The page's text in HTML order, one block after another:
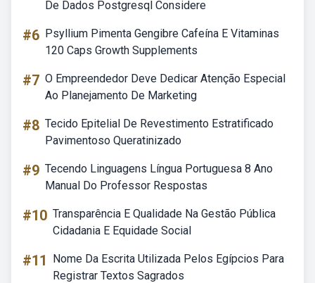
De Dados Postgresql Considere
#6 Psyllium Pimenta Gengibre Cafeína E Vitaminas
120 Caps Growth Supplements
#7 O Empreendedor Deve Dedicar Atenção Especial
Ao Planejamento De Marketing
#8 Tecido Epitelial De Revestimento Estratificado
Pavimentoso Queratinizado
#9 Tecendo Linguagens Língua Portuguesa 8 Ano
Manual Do Professor Respostas
#10 Transparência E Qualidade Na Gestão Pública
Cidadania E Equidade Social
#11
Nome Da Escrita Utilizada Pelos Egípcios Para
Registrar Textos Sagrados